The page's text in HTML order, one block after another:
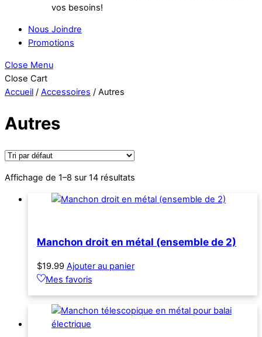
vos besoins!
Nous Joindre
Promotions
Close Menu
Close Cart
Accueil / Accessoires / Autres
Autres
Affichage de 1–8 sur 14 résultats
Manchon droit en métal (ensemble de 2)
$19.99 Ajouter au panier
Mes favoris